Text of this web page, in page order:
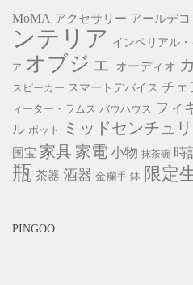
MoMA アクセサリー アールデコ
ンテリア インペリアル
ア オブジェ オーディオ
スピーカー スマートデバイス チェ
ィーター・ラムス バウハウス フィ
ル ポット ミッドセンチュ
国宝 家具 家電 小物 抹茶碗 時
瓶 茶器 酒器 金襴手 鉢 限定
PINGOO